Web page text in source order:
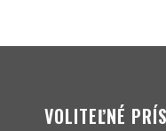
VOLITEĽNÉ